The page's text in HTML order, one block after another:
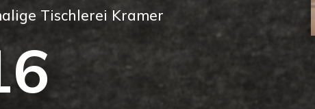
Tischlerei Kramer